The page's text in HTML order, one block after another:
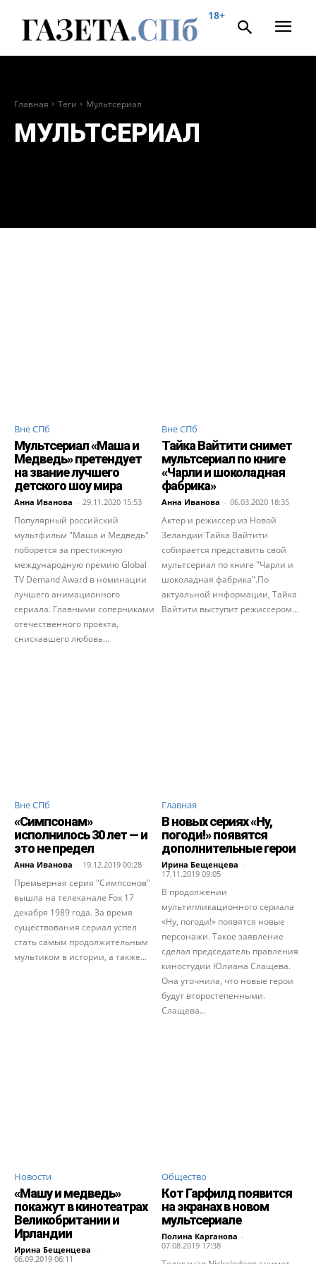
18+
Главная Теги Мультсериал
МУЛЬТСЕРИАЛ
Вне СПб
Мультсериал «Маша и
Медведь» претендует
на звание лучшего
детского шоу мира
Анна Иванова - 29.11.2020 15:53
Популярный российский
мультфильм "Маша и Медведь"
поборется за престижную
международную премию Global
TV Demand Award в номинации
лучшего анимационного
сериала. Главными соперниками
отечественного проекта,
снискавшего любовь...
Вне СПб
Тайка Вайтити снимет
мультсериал по книге
«Чарли и шоколадная
фабрика»
Анна Иванова - 06.03.2020 18:35
Актер и режиссер из Новой
Зеландии Тайка Вайтити
собирается представить свой
мультсериал по книге "Чарли и
шоколадная фабрика".По
актуальной информации, Тайка
Вайтити выступит режиссером...
Вне СПб
«Симпсонам»
исполнилось 30 лет — и
это не предел
Анна Иванова - 19.12.2019 00:28
Премьерная серия "Симпсонов"
вышла на телеканале Fox 17
декабря 1989 года. За время
существования сериал успел
стать самым продолжительным
мультиком в истории, а также...
Главная
В новых сериях «Ну,
погоди!» появятся
дополнительные герои
Ирина Бещенцева -
17.11.2019 09:05
В продолжении
мультипликационного сериала
«Ну, погоди!» появятся новые
персонажи. Такое заявление
сделал председатель правления
киностудии Юлиана Слащева.
Она уточнила, что новые герои
будут второстепенными.
Слащева...
Новости
«Машу и медведь»
покажут в кинотеатрах
Великобритании и
Ирландии
Ирина Бещенцева -
06.09.2019 06:11
Общество
Кот Гарфилд появится
на экранах в новом
мультсериале
Полина Карганова -
07.08.2019 17:38